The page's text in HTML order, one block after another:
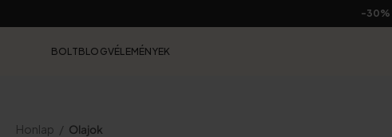
-30%
BOLTBLOGVÉLEMÉNYEK
Honlap Olajok